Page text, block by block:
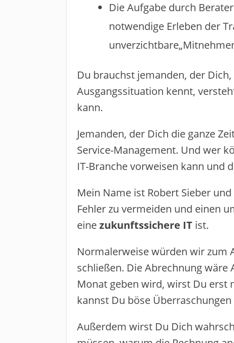
Die Aufgabe durch
notwendige Erleben der
Du brauchst jemanden, der
Ausgangssituation kennt,
kann.
Jemanden, der Dich die ganze
Service-Management. ​Und wer
IT-Branche vorweisen kann und
Mein Name ist Robert Sieber
Fehler zu vermeiden und einen
eine ​zukunftssichere IT ist.
​Normalerweise ​würden wir ​zum
schließen. Die Abrechnung wäre
Monat geben wird​,​ wirst ​Du ​erst
kannst Du böse
Außerdem wirst Du Dich